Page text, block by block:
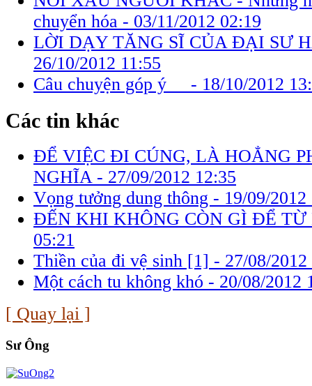
chuyển hóa - 03/11/2012 02:19
LỜI DẠY TĂNG SĨ CỦA ĐẠI SƯ
26/10/2012 11:55
Câu chuyện góp ý - 18/10/2012
Các tin khác
ĐỂ VIỆC ĐI CÚNG, LÀ HOẲNG
NGHĨA - 27/09/2012 12:35
Vọng tưởng dung thông - 19/09/2012
ĐẾN KHI KHÔNG CÒN GÌ ĐỂ
05:21
Thiền của đi vệ sinh [1] - 27/08/
Một cách tu không khó - 20/08/2012
[ Quay lại ]
Sư Ông